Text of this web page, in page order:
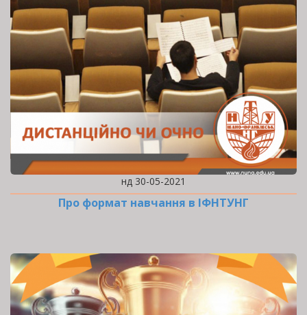
нд 30-05-2021
Про формат навчання в ІФНТУНГ